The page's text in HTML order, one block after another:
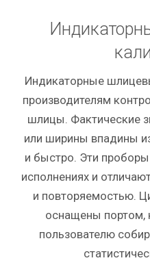
Индикаторные
производителям
шлицы. Фактические
или ширины впадины
и быстро. Эти
исполнениях и
и повторяемостью.
оснащены портом,
пользователю